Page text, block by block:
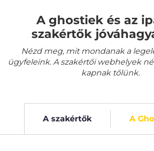
A ghostiek és az
szakértők
Nézd meg, mit mondanak a
ügyfeleink. A szakértői webhelyek
kapnak tőlünk.
A szakértők A